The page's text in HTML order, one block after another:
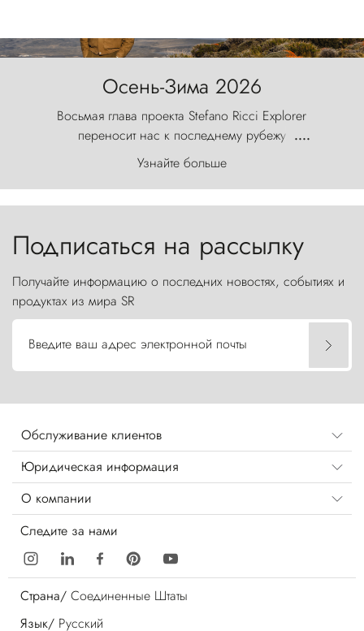
Осень-Зима 2026
Восьмая глава проекта Stefano Ricci Explorer
переносит нас к последнему рубежу
первозданного мира, где ветер с
первобытной яростью ваяет ландшафт, а пики
Торрес-дель-Пайне, словно каменные стражи,
....
Узнайте больше
Подписаться на рассылку
Получайте информацию о последних новостях, событиях и
продуктах из мира SR
Введите ваш адрес электронной почты
Обслуживание клиентов
Юридическая информация
О компании
Следите за нами
Страна/ Соединенные Штаты
Язык/ Русский